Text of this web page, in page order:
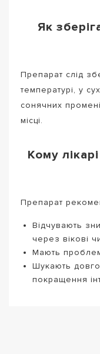
Як
Препарат слід
температурі, у
сонячних
місці.
Кому
Препарат
Відчувають
через вікові
Мають
Шукають
покращення